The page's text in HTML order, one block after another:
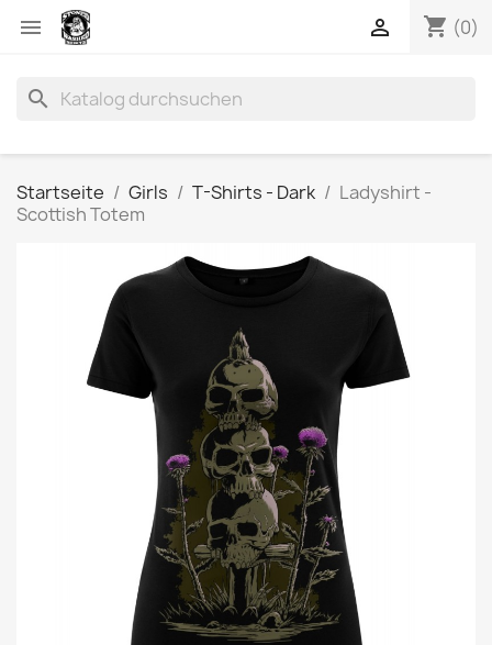
 shopping_cart (0)

search
Startseite Girls T-Shirts - Dark
Ladyshirt -
Scottish Totem